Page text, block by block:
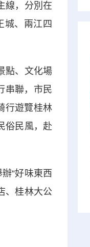
線，分別在
城、兩江四
點、文化場
串聯，市民
行遊覽桂林
俗民風，赴
“好味東西
、桂林大公